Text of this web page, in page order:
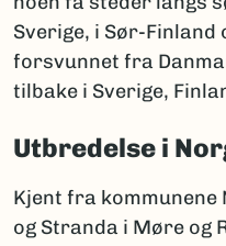
Sverige, i Sør-Finland
forsvunnet fra
tilbake i Sverige,
Utbredelse i
Kjent fra kommunene
og Stranda i Møre og